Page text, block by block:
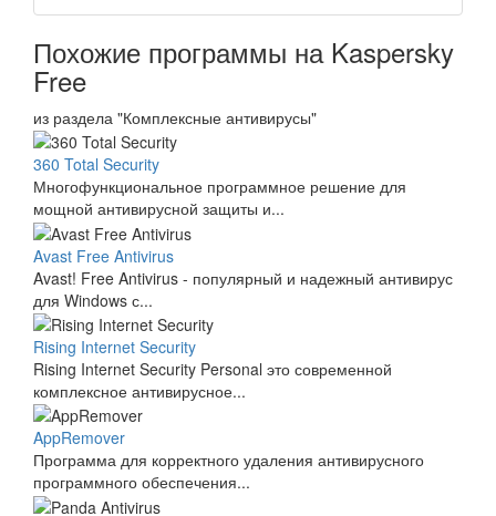
Похожие программы на Kaspersky
Free
из раздела "Комплексные антивирусы"
360 Total Security
Многофункциональное программное решение для
мощной антивирусной защиты и...
Avast Free Antivirus
Avast! Free Antivirus - популярный и надежный антивирус
для Windows с...
Rising Internet Security
Rising Internet Security Personal это современной
комплексное антивирусное...
AppRemover
Программа для корректного удаления антивирусного
программного обеспечения...